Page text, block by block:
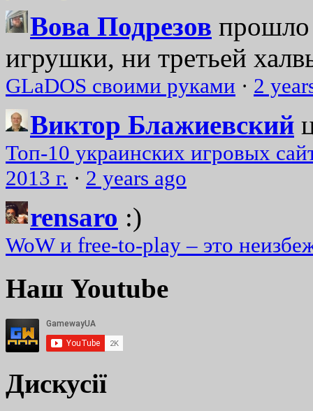
Вова Подрезов прошло
игрушки, ни третьей
GLaDOS своими руками · 2
Виктор Блажиевский
Топ-10 украинских игровых
2013 г. · 2 years ago
rensaro :)
WoW и free-to-play – это
Наш Youtube
Дискусії